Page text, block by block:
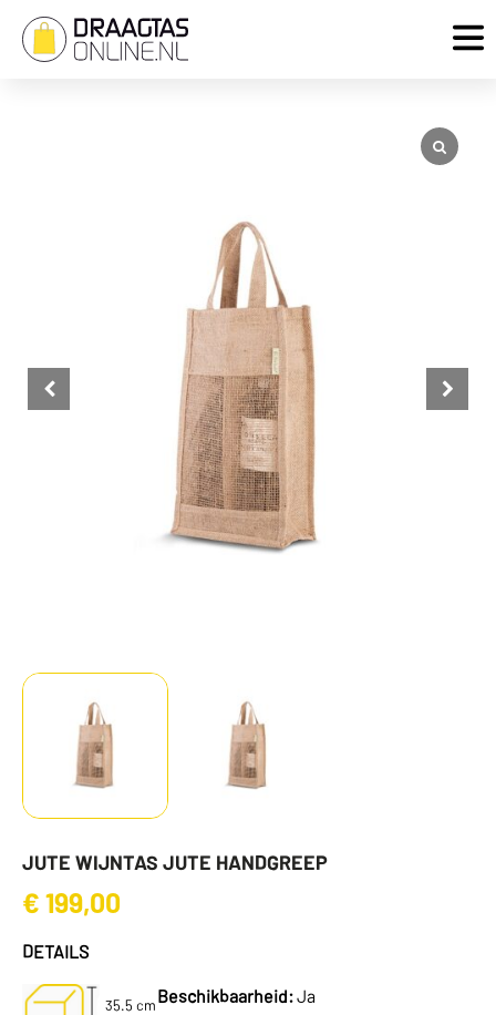
JUTE WIJNTAS JUTE HANDGREEP
€ 199,00
DETAILS
35.5 cmBeschikbaarheid:Ja